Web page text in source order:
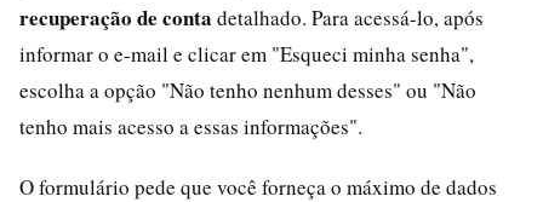
recuperação de conta detalhado. Para acessá-lo, após
informar o e-mail e clicar em "Esqueci minha senha",
escolha a opção "Não tenho nenhum desses" ou "Não
tenho mais acesso a essas informações".
O formulário pede que você forneça o máximo de dados